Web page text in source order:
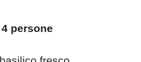
persone